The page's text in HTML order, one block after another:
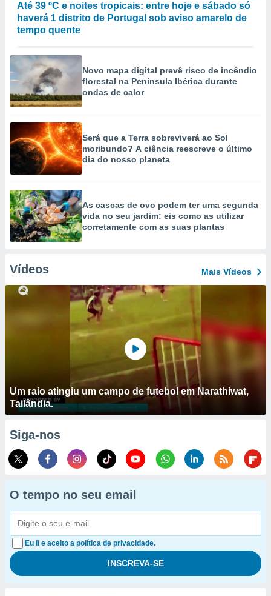
Até 39 ºC e noites tropicais: entre hoje e sábado só
haverá 1 distrito de Portugal sob aviso amarelo de
tempo quente
Novo mapa digital prevê risco de incêndio
florestal na Península Ibérica durante
ondas de calor
Será que a Terra sobreviverá ao Sol
moribundo? A ciência reescreve o último
dia do nosso planeta
As cascas de ovo podem ter uma segunda
vida no seu jardim: eis como as utilizar
corretamente com as suas plantas
Vídeos Mais Vídeos
Um raio atingiu um campo de futebol em Narathiwat,
Tailândia.
Siga-nos
O tempo no seu email
Eu li e aceito a política de privacidade.